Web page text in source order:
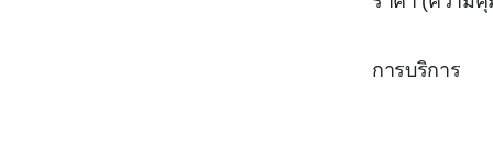
การบริการ